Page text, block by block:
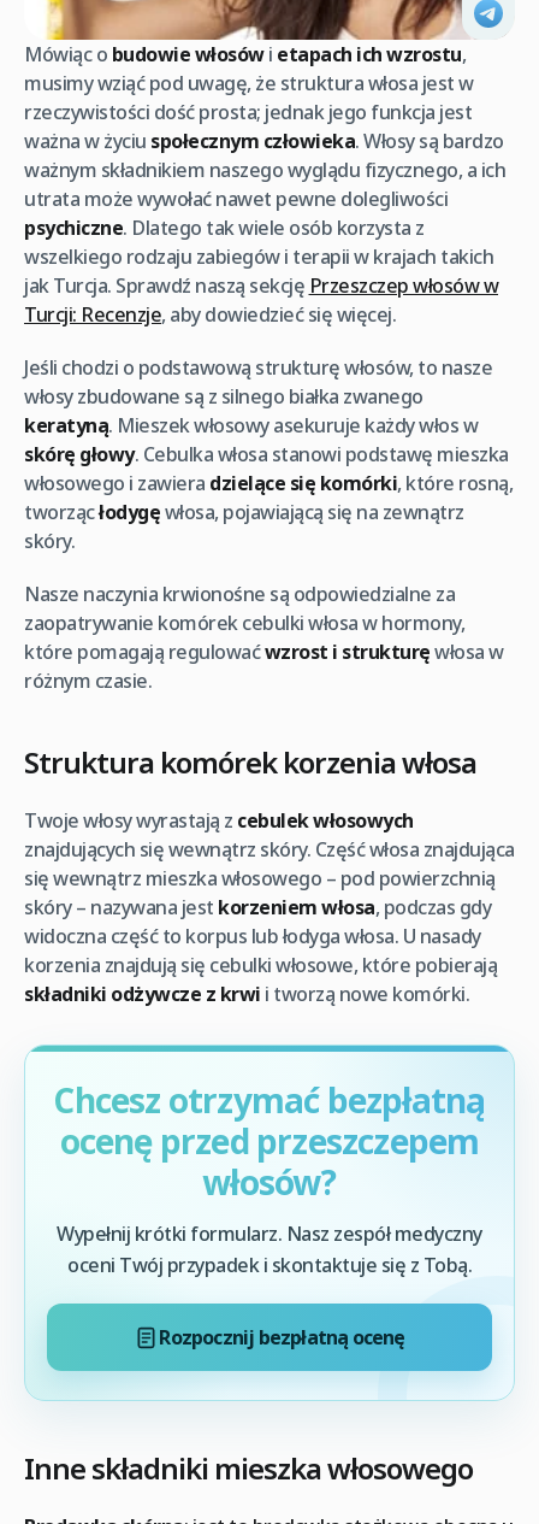
Mówiąc o budowie włosówi etapach ich wzrostu,
musimy wziąć pod uwagę, że struktura włosa jest w
rzeczywistości dość prosta; jednak jego funkcja jest
ważna w życiu społecznym człowieka. Włosy są bardzo
ważnym składnikiem naszego wyglądu fizycznego, a ich
utrata może wywołać nawet pewne dolegliwości
psychiczne. Dlatego tak wiele osób korzysta z
wszelkiego rodzaju zabiegów i terapii w krajach takich
jak Turcja. Sprawdź naszą sekcję Przeszczep włosów w
Turcji: Recenzje, aby dowiedzieć się więcej.
Jeśli chodzi o podstawową strukturę włosów, to nasze
włosy zbudowane są z silnego białka zwanego
keratyną. Mieszek włosowy asekuruje każdy włos w
skórę głowy. Cebulka włosa stanowi podstawę mieszka
włosowego i zawiera dzielące się komórki, które rosną,
tworzącłodygęwłosa, pojawiającą się na zewnątrz
skóry.
Nasze naczynia krwionośne są odpowiedzialne za
zaopatrywanie komórek cebulki włosa w hormony,
które pomagają regulowaćwzrost i strukturęwłosa w
różnym czasie.
Struktura komórek korzenia włosa
Twoje włosy wyrastają z cebulek włosowych
znajdujących się wewnątrz skóry. Część włosa znajdująca
się wewnątrz mieszka włosowego – pod powierzchnią
skóry – nazywana jest korzeniem włosa, podczas gdy
widoczna część to korpus lub łodyga włosa. U nasady
korzenia znajdują się cebulki włosowe, które pobierają
składniki odżywcze z krwi i tworzą nowe komórki.
Chcesz otrzymać bezpłatną
ocenę przed przeszczepem
włosów?
Wypełnij krótki formularz. Nasz zespół medyczny
oceni Twój przypadek i skontaktuje się z Tobą.
Rozpocznij bezpłatną ocenę
Inne składniki mieszka włosowego